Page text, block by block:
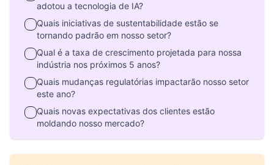
adotou a tecnologia de IA?
Quais iniciativas de sustentabilidade estão se
tornando padrão em nosso setor?
Qual é a taxa de crescimento projetada para nossa
indústria nos próximos 5 anos?
Quais mudanças regulatórias impactarão nosso setor
este ano?
Quais novas expectativas dos clientes estão
moldando nosso mercado?